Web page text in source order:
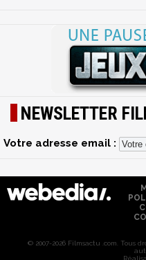
NEWSLETTER
Votre adresse email :
© 2007-2026 Filmsactu .com. Tous